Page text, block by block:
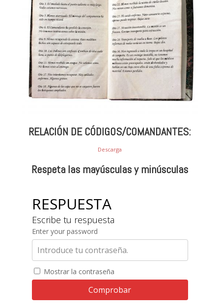
RELACIÓN DE CÓDIGOS/COMANDANTES:
Descarga
Respeta las mayúsculas y minúsculas
RESPUESTA
Escribe tu respuesta
Enter your password
Mostrar la contraseña
Comprobar